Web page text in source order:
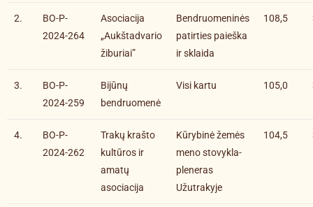
2.
BO-P-
2024-264
Asociacija
„Aukštadvario
žiburiai”
Bendruomeninės
patirties paieška
ir sklaida
108,5
3.
BO-P-
2024-259
Bijūnų
bendruomenė
Visi kartu 105,0
4.
BO-P-
2024-262
Trakų krašto
kultūros ir
amatų
asociacija
Kūrybinė žemės
meno stovykla-
pleneras
Užutrakyje
104,5